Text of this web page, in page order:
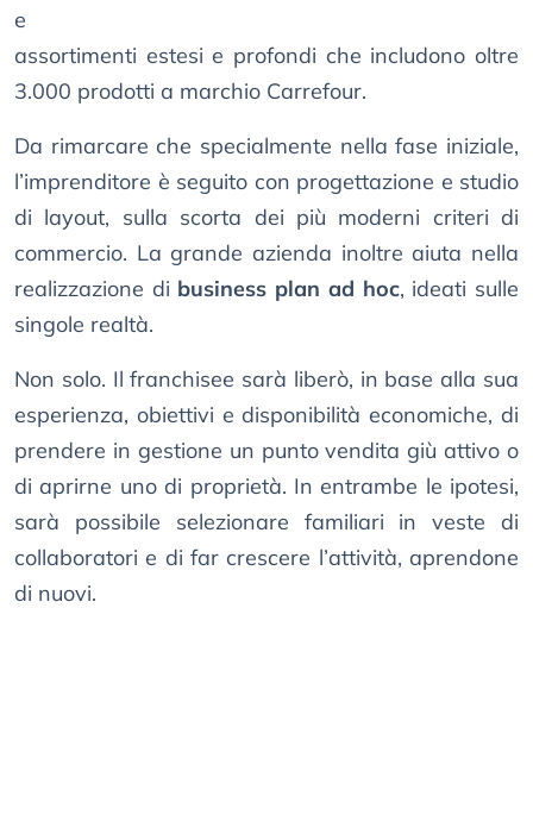
e
assortimenti estesi e profondi che includono oltre
3.000 prodotti a marchio Carrefour.
Da rimarcare che specialmente nella fase iniziale,
l’imprenditore è seguito con progettazione e studio
di layout, sulla scorta dei più moderni criteri di
commercio. La grande azienda inoltre aiuta nella
realizzazione di business plan ad hoc, ideati sulle
singole realtà.
Non solo. Il franchisee sarà liberò, in base alla sua
esperienza, obiettivi e disponibilità economiche, di
prendere in gestione un punto vendita giù attivo o
di aprirne uno di proprietà. In entrambe le ipotesi,
sarà possibile selezionare familiari in veste di
collaboratori e di far crescere l’attività, aprendone
di nuovi.